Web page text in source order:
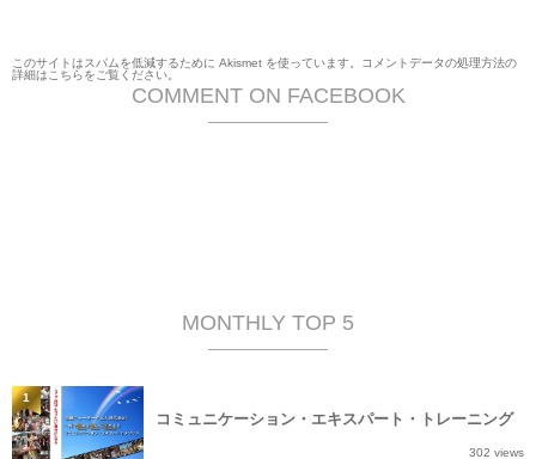
このサイトはスパムを低減するために Akismet を使っています。 コメントデータの処理方法の
詳細はこちらをご覧ください
COMMENT ON FACEBOOK
MONTHLY TOP 5
コミュニケーション・エキスパート・トレーニング
302 views
1